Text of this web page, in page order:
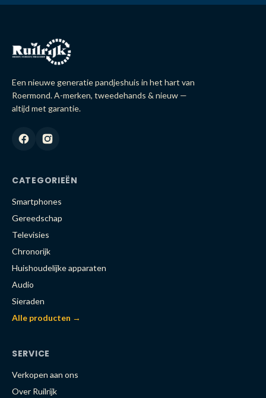
Een nieuwe generatie pandjeshuis in het hart van
Roermond. A-merken, tweedehands & nieuw —
altijd met garantie.
CATEGORIEËN
Smartphones
Gereedschap
Televisies
Chronorijk
Huishoudelijke apparaten
Audio
Sieraden
Alle producten →
SERVICE
Verkopen aan ons
Over Ruilrijk